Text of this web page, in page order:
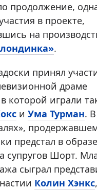
продолжение,
в проекте,
на
.
принял
драме
которой играли
и Ума Турман.
предстал в
супругов Шорт.
сыграл
Колин Хэнкс